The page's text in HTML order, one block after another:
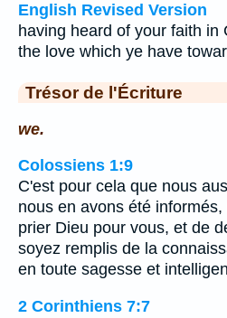
English Revised Version
having heard of your faith in
the love which ye have
Trésor de l'Écriture
we.
Colossiens 1:9
C'est pour cela que nous
nous en avons été
prier Dieu pour vous, et de
soyez remplis de la
en toute sagesse et
2 Corinthiens 7:7